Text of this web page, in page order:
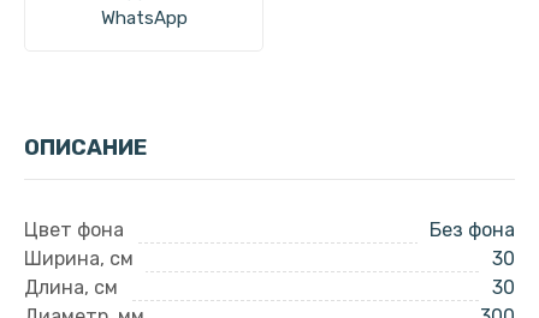
WhatsApp
ОПИСАНИЕ
Цвет фона
Без фона
Ширина, см
30
Длина, см
30